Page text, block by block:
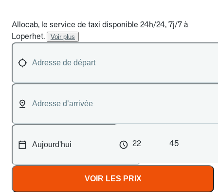
Allocab, le service de taxi disponible 24h/24, 7j/7 à
Loperhet.
Voir plus
22 45
VOIR LES PRIX